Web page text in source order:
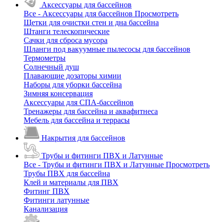
Аксессуары для бассейнов
Все - Аксессуары для бассейнов Просмотреть
Щетки для очистки стен и дна бассейна
Штанги телескопические
Сачки для сброса мусора
Шланги под вакуумные пылесосы для бассейнов
Термометры
Солнечный душ
Плавающие дозаторы химии
Наборы для уборки бассейна
Зимняя консервация
Аксессуары для СПА-бассейнов
Тренажеры для бассейна и аквафитнеса
Мебель для бассейна и террасы
Накрытия для бассейнов
Трубы и фитинги ПВХ и Латунные
Все - Трубы и фитинги ПВХ и Латунные Просмотреть
Трубы ПВХ для бассейна
Клей и материалы для ПВХ
Фитинг ПВХ
Фитинги латунные
Канализация